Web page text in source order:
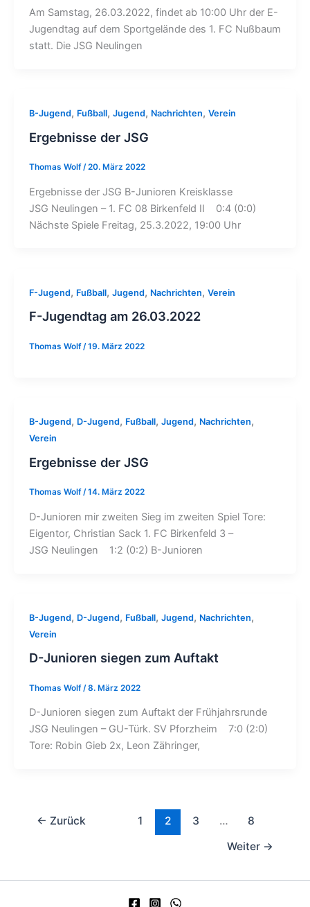
Am Samstag, 26.03.2022, findet ab 10:00 Uhr der E-
Jugendtag auf dem Sportgelände des 1. FC Nußbaum
statt. Die JSG Neulingen
B-Jugend, Fußball, Jugend, Nachrichten, Verein
Ergebnisse der JSG
Thomas Wolf/20. März 2022
Ergebnisse der JSG B-Junioren Kreisklasse
JSG Neulingen – 1. FC 08 Birkenfeld II 0:4 (0:0)
Nächste Spiele Freitag, 25.3.2022, 19:00 Uhr
F-Jugend, Fußball, Jugend, Nachrichten, Verein
F-Jugendtag am 26.03.2022
Thomas Wolf/19. März 2022
B-Jugend, D-Jugend, Fußball, Jugend, Nachrichten,
Verein
Ergebnisse der JSG
Thomas Wolf/14. März 2022
D-Junioren mir zweiten Sieg im zweiten Spiel Tore:
Eigentor, Christian Sack 1. FC Birkenfeld 3 –
JSG Neulingen 1:2 (0:2) B-Junioren
B-Jugend, D-Jugend, Fußball, Jugend, Nachrichten,
Verein
D-Junioren siegen zum Auftakt
Thomas Wolf/8. März 2022
D-Junioren siegen zum Auftakt der Frühjahrsrunde
JSG Neulingen – GU-Türk. SV Pforzheim 7:0 (2:0)
Tore: Robin Gieb 2x, Leon Zähringer,
← Zurück 1 2 3 …
8
Weiter →